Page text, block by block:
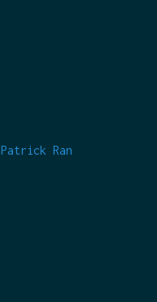
Patrick Ran